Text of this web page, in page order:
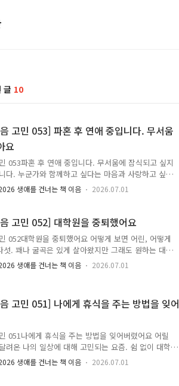
10
고민 053] 파혼 후 연애 중입니다. 무서움
요
053파혼 후 연애 중입니다. 무서움에 잠식되고 싶지
다. 누군가와 함께하고 싶다는 마음과 사랑하고 싶다
안하고 회의적인 마음도 있어요. 그게 자꾸만 사랑을
내고 싶어요. 무서움에 잠식되고 싶지 않아요. ✉️ 시간
고민에 어울리는 책과 그 이유, 그리고 응원의 한
여러분이 남겨주신 추천은 비슷한 고민을 하는 또
표가 되어줄 예정입니다. 책 추천이 달린 고민 가운
신 분의 이름(별명)으로 실제 고..
생애를 건너는 책 이음 2026.07.01
고민 052] 대학원을 중퇴했어요
052대학원을 중퇴했어요 어떻게 보면 어린, 어떻게
섯. 꽤나 굴곡은 있게 살아왔지만 그래도 원하는 대로
택을 모으고 모아 지금의 저를 만났어요. 무난하게
원 중퇴’를 하게 될 줄이야... 그래서 새로운 분야로
간을 먼저 지나온 누군가, 당신의 고민에 책으로 답
음 : 시간을 건너 너에게 갈게.✍️ 고민에 어울리는
한마디를 댓글에 남겨주세..
생애를 건너는 책 이음 2026.07.01
고민 051] 나에게 휴식을 주는 방법을 잊어
051나에게 휴식을 주는 방법을 잊어버렸어요 어릴
려온 나의 일상에 대해 고민되는 요즘. 쉼 없이 대학
년 차. 나에게 휴식을 주는 방법을 잊어버린 느낌.
건지 모르겠다. ✉️ 시간을 먼저 지나온 누군가, 당신
생애를 건너는 책 이음 2026.07.01